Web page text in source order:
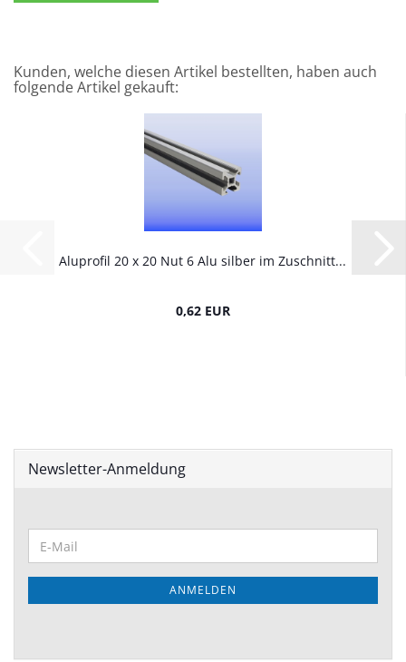
Kunden, welche diesen Artikel bestellten, haben auch
folgende Artikel gekauft:
Aluprofil 20 x 20 Nut 6 Alu silber im Zuschnitt...
0,62 EUR
Newsletter-Anmeldung
ZUR
NEWSLETTER-
E-
Mail
ANMELDEN